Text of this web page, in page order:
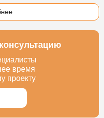
время
проекту